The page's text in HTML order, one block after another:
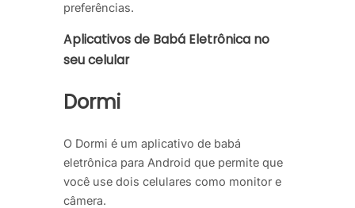
preferências.
Aplicativos de Babá Eletrônica no
seu celular
Dormi
O Dormi é um aplicativo de babá
eletrônica para Android que permite que
você use dois celulares como monitor e
câmera.